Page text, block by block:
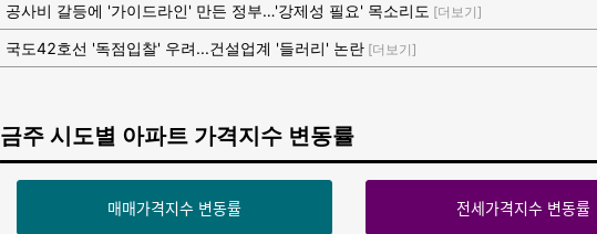
공사비 갈등에 '가이드라인' 만든 정부…'강제성 필요' 목소리도 [더보기]
국도42호선 '독점입찰' 우려...건설업계 '들러리' 논란 [더보기]
금주 시도별 아파트 가격지수 변동률
매매가격지수 변동률 전세가격지수 변동률